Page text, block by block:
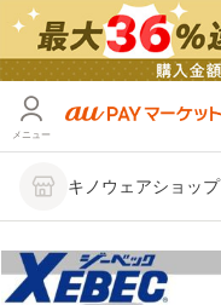
メニュー
キノウェアショップ